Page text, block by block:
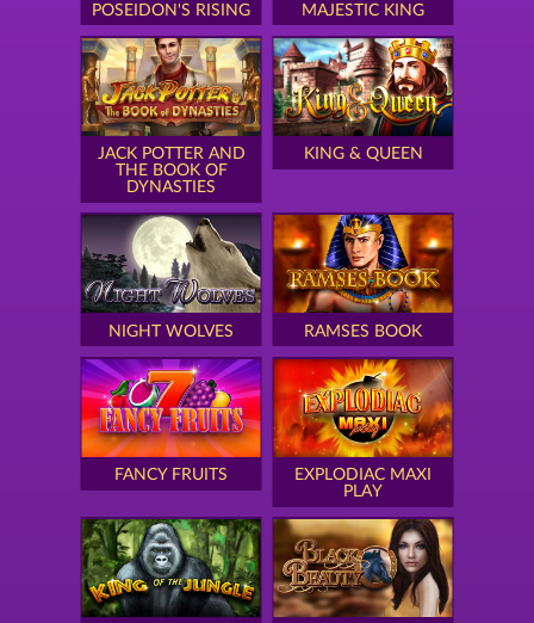
POSEIDON'S RISING MAJESTIC KING
JACK POTTER AND
THE BOOK OF
DYNASTIES
KING & QUEEN
NIGHT WOLVES RAMSES BOOK
FANCY FRUITS
EXPLODIAC MAXI
PLAY